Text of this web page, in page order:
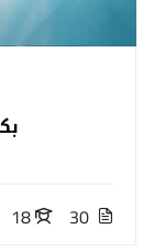
30
18